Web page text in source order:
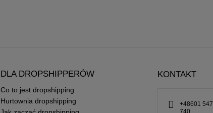
DLA DROPSHIPPERÓW
Co to jest dropshipping
Hurtownia dropshipping
KONTAKT
+48601 547
740